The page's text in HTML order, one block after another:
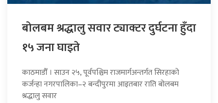
बोलबम श्रद्धालु सवार ट्याक्टर दुर्घटना हुँदा
१५ जना घाइते
काठमाडौँ । साउन २५, पूर्वपश्चिम राजमार्गअन्तर्गत सिरहाको
कर्जन्हा नगरपालिका–२ बन्दीपुरमा आइतबार राति बोलबम
श्रद्धालु सवार